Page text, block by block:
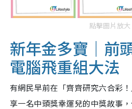
點擊圖片放大
新年金多寶｜前
電腦飛重組大法
有網民早前在「齊齊研究六合彩
享一名中頭獎幸運兒的中獎故事